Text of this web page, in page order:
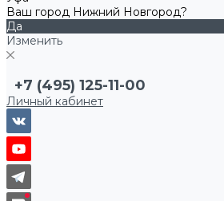
Ваш город Нижний Новгород?
Да
Изменить
+7 (495) 125-11-00
Личный кабинет